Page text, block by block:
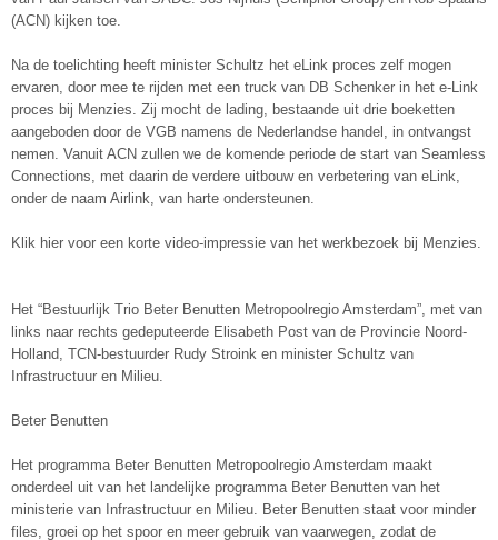
(ACN) kijken toe.
Na de toelichting heeft minister Schultz het eLink proces zelf mogen
ervaren, door mee te rijden met een truck van DB Schenker in het e-Link
proces bij Menzies. Zij mocht de lading, bestaande uit drie boeketten
aangeboden door de VGB namens de Nederlandse handel, in ontvangst
nemen. Vanuit ACN zullen we de komende periode de start van Seamless
Connections, met daarin de verdere uitbouw en verbetering van eLink,
onder de naam Airlink, van harte ondersteunen.
Klik hier voor een korte video-impressie van het werkbezoek bij Menzies.
Het “Bestuurlijk Trio Beter Benutten Metropoolregio Amsterdam”, met van
links naar rechts gedeputeerde Elisabeth Post van de Provincie Noord-
Holland, TCN-bestuurder Rudy Stroink en minister Schultz van
Infrastructuur en Milieu.
Beter Benutten
Het programma Beter Benutten Metropoolregio Amsterdam maakt
onderdeel uit van het landelijke programma Beter Benutten van het
ministerie van Infrastructuur en Milieu. Beter Benutten staat voor minder
files, groei op het spoor en meer gebruik van vaarwegen, zodat de